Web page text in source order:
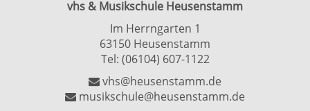
vhs & Musikschule Heusenstamm
Im Herrngarten 1
63150 Heusenstamm
Tel: (06104) 607-1122
vhs@heusenstamm.de
musikschule@heusenstamm.de